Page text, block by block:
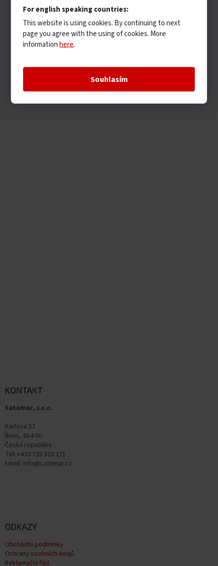
For english speaking countries:
This website is using cookies. By continuing to next
page you agree with the using of cookies. More
informationhere.
Souhlasím
KONTAKT
Satomar, s.r.o.
Karlova 37
Brno, 614 00
Česká republika
Tel: +420 725 325 271
Email: info@satomar.cz
ODKAZY
Obchodní podmínky
Ochrany osobních údajů
Reklamační řád